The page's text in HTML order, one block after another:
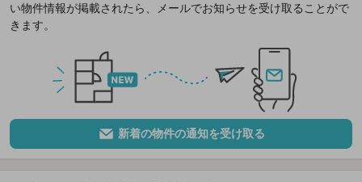
い物件情報が掲載されたら、メールでお知らせを受け取ることがで
きます。
新着の物件の通知を受け取る